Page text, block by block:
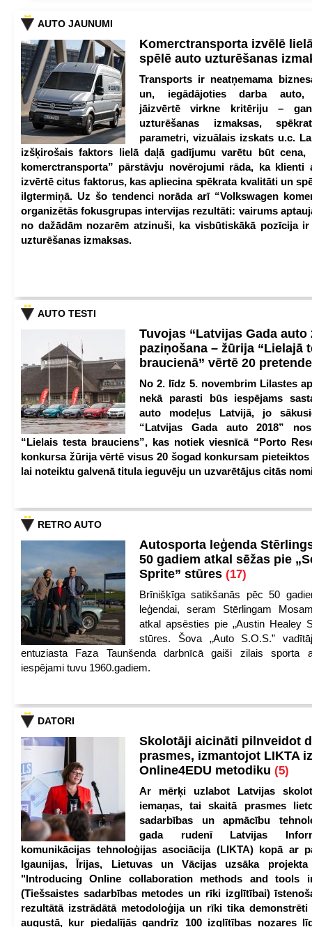
AUTO JAUNUMI
Komerctransporta izvēlē
spēlē auto uzturēšanas
Transports ir neatņemama
un, iegādājoties darba auto,
jāizvērtē virkne kritēriju –
uzturēšanas izmaksas,
parametri, vizuālais izskats u.c.
izšķirošais faktors lielā daļā gadījumu varētu būt cena,
komerctransporta” pārstāvju novērojumi rāda, ka klienti
izvērtē citus faktorus, kas apliecina spēkrata kvalitāti un
ilgtermiņā. Uz šo tendenci norāda arī “Volkswagen
organizētās fokusgrupas intervijas rezultāti: vairums
no dažādām nozarēm atzinuši, ka visbūtiskākā pozīcija ir
uzturēšanas izmaksas.
AUTO TESTI
Tuvojas “Latvijas Gada auto
paziņošana – žūrija “Lielajā
braucienā” vērtē 20
No 2. līdz 5. novembrim Lilastes
nekā parasti būs iespējams
auto modeļus Latvijā, jo
“Latvijas Gada auto 2018”
“Lielais testa brauciens”, kas notiek viesnīcā “Porto
konkursa žūrija vērtē visus 20 šogad konkursam
lai noteiktu galvenā titula ieguvēju un uzvarētājus citās
RETRO AUTO
Autosporta leģenda
50 gadiem atkal sēžas pie
Sprite” stūres (17)
Brīnišķīga satikšanās pēc 50
leģendai, seram Stērlingam
atkal apsēsties pie „Austin Healey
stūres. Šova „Auto S.O.S.”
entuziasta Faza Taunšenda darbnīcā gaiši zilais sporta
iespējami tuvu 1960.gadiem.
DATORI
Skolotāji aicināti pilnveidot
prasmes, izmantojot LIKTA
Online4EDU metodiku (5)
Ar mērķi uzlabot Latvijas
iemaņas, tai skaitā prasmes
sadarbības un apmācību
gada rudenī Latvijas
komunikācijas tehnoloģijas asociācija (LIKTA) kopā ar
Igaunijas, Īrijas, Lietuvas un Vācijas uzsāka projekta
"Introducing Online collaboration methods and tools
(Tiešsaistes sadarbības metodes un rīki izglītībai)
rezultātā izstrādātā metodoloģija un rīki tika demonstrēti
augustā, kur piedalījās gandrīz 100 izglītības nozares